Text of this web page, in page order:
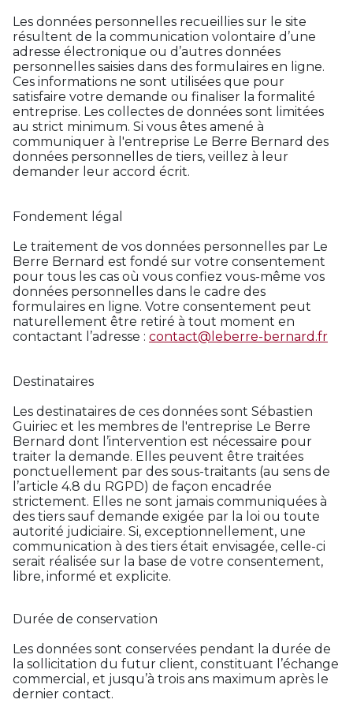
Les données personnelles recueillies sur le site
résultent de la communication volontaire d’une
adresse électronique ou d’autres données
personnelles saisies dans des formulaires en ligne.
Ces informations ne sont utilisées que pour
satisfaire votre demande ou finaliser la formalité
entreprise. Les collectes de données sont limitées
au strict minimum. Si vous êtes amené à
communiquer à l'entreprise Le Berre Bernard des
données personnelles de tiers, veillez à leur
demander leur accord écrit.
Fondement légal
Le traitement de vos données personnelles par Le
Berre Bernard est fondé sur votre consentement
pour tous les cas où vous confiez vous-même vos
données personnelles dans le cadre des
formulaires en ligne. Votre consentement peut
naturellement être retiré à tout moment en
contactant l’adresse : contact@leberre-bernard.fr
Destinataires
Les destinataires de ces données sont Sébastien
Guiriec et les membres de l'entreprise Le Berre
Bernard dont l’intervention est nécessaire pour
traiter la demande. Elles peuvent être traitées
ponctuellement par des sous-traitants (au sens de
l’article 4.8 du RGPD) de façon encadrée
strictement. Elles ne sont jamais communiquées à
des tiers sauf demande exigée par la loi ou toute
autorité judiciaire. Si, exceptionnellement, une
communication à des tiers était envisagée, celle-ci
serait réalisée sur la base de votre consentement,
libre, informé et explicite.
Durée de conservation
Les données sont conservées pendant la durée de
la sollicitation du futur client, constituant l’échange
commercial, et jusqu’à trois ans maximum après le
dernier contact.